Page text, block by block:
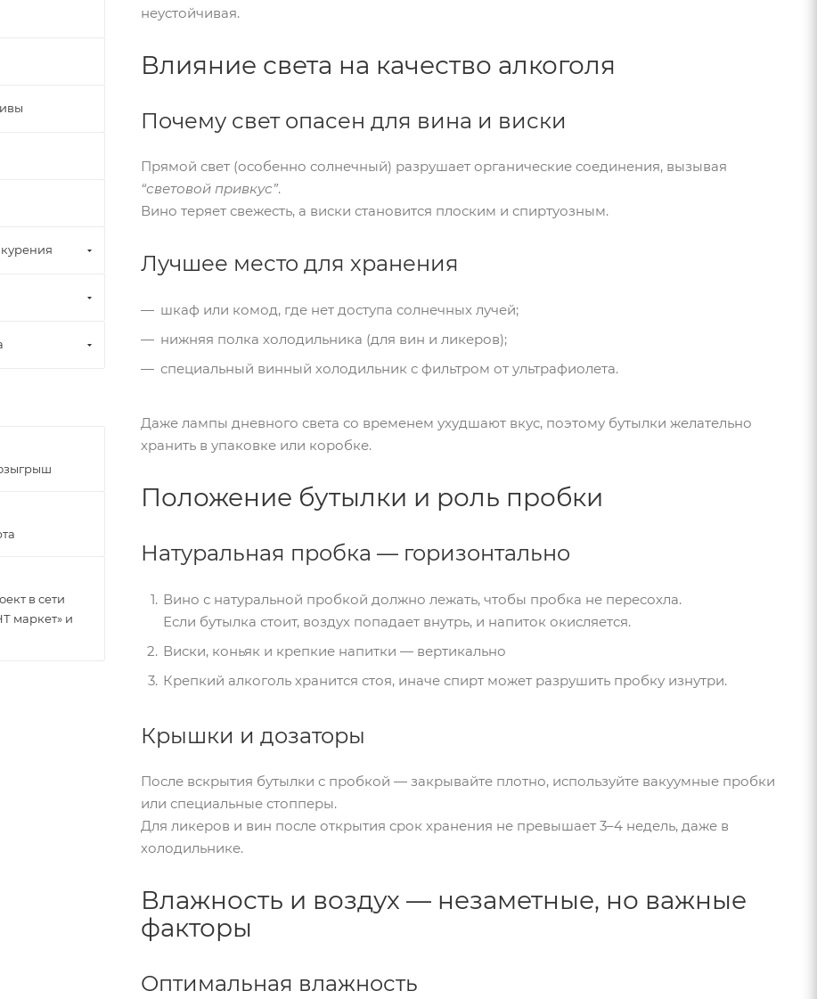
неустойчивая.
Влияние света на качество алкоголя
Почему свет опасен для вина и виски
Прямой свет (особенно солнечный) разрушает органические соединения, вызывая
“световой привкус”.
Вино теряет свежесть, а виски становится плоским и спиртуозным.
Лучшее место для хранения
шкаф или комод, где нет доступа солнечных лучей;
нижняя полка холодильника (для вин и ликеров);
специальный винный холодильник с фильтром от ультрафиолета.
Даже лампы дневного света со временем ухудшают вкус, поэтому бутылки желательно
хранить в упаковке или коробке.
Положение бутылки и роль пробки
Натуральная пробка — горизонтально
Вино с натуральной пробкой должно лежать, чтобы пробка не пересохла.
Если бутылка стоит, воздух попадает внутрь, и напиток окисляется.
Виски, коньяк и крепкие напитки — вертикально
Крепкий алкоголь хранится стоя, иначе спирт может разрушить пробку изнутри.
Крышки и дозаторы
После вскрытия бутылки с пробкой — закрывайте плотно, используйте вакуумные пробки
или специальные стопперы.
Для ликеров и вин после открытия срок хранения не превышает 3–4 недель, даже в
холодильнике.
Влажность и воздух — незаметные, но важные
факторы
Оптимальная влажность
в сети
маркет» и